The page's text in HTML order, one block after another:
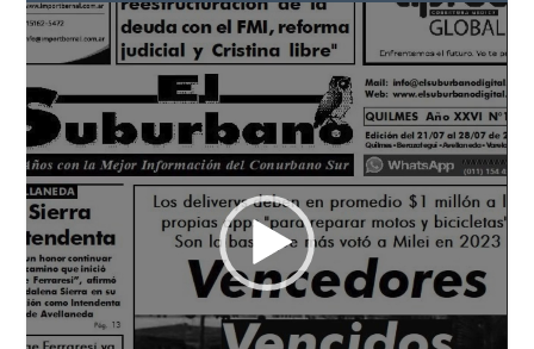
Reproductor
de
vídeo